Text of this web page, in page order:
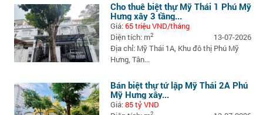
Cho thuê biệt thự Mỹ Thái 1 Phú Mỹ
Hưng xây 3 tầng...
Giá:65 triệu VND/tháng
Diện tích: m2
13-07-2026
Địa chỉ: Mỹ Thái 1A, Khu đô thị Phú Mỹ
Hưng, Tân...
Bán biệt thự tứ lập Mỹ Thái 2A Phú
Mỹ Hưng xây...
Giá:85 tỷ VND